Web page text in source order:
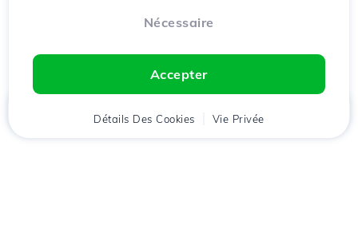
Nécessaire
Accepter
Détails Des Cookies Vie Privée
Client Panier Chat